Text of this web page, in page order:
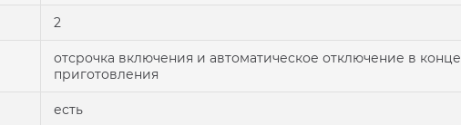
2
отсрочка включения и автоматическое отключение в конце
приготовления
есть